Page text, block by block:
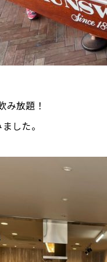
み放題！
した。